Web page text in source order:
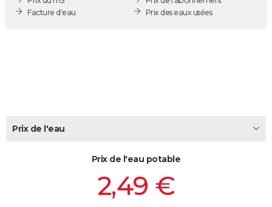
Destinations
City break
Voyage nature
Voyage de noces
Forum
Climat
PHOTO
Dictionnaire
Biographies
Citations
Expressions
Proverbes
Facture d'eau
Prix des eaux usées
Prix de l'eau
Prix de l'eau potable
2,49 €